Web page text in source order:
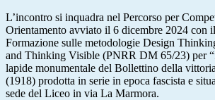
L’incontro si inquadra nel Percorso per
Orientamento avviato il 6 dicembre 2024 con
Formazione sulle metodologie Design
and Thinking Visible (PNRR DM 65/23) per
lapide monumentale del Bollettino della
(1918) prodotta in serie in epoca fascista e
sede del Liceo in via La Marmora.